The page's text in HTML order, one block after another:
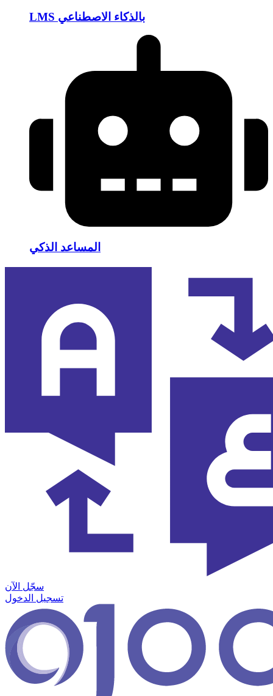
LMS بالذكاء الاصطناعي
المساعد الذكي
سجّل الآن
تسجيل الدخول